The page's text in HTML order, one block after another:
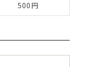
500円